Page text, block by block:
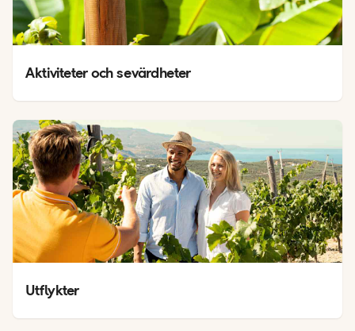
Aktiviteter och sevärdheter
Utflykter